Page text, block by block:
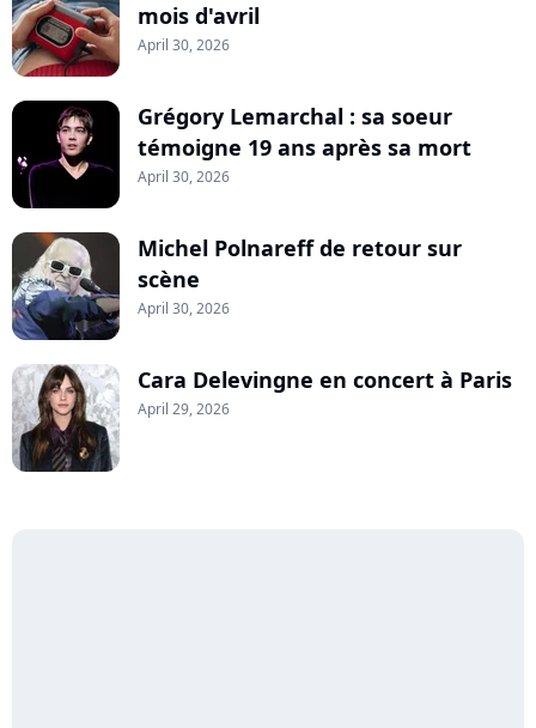
mois d'avril
April 30, 2026
Grégory Lemarchal : sa soeur
témoigne 19 ans après sa mort
April 30, 2026
Michel Polnareff de retour sur
scène
April 30, 2026
Cara Delevingne en concert à Paris
April 29, 2026